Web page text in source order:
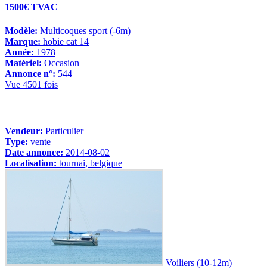
1500€ TVAC
Modèle: Multicoques sport (-6m)
Marque: hobie cat 14
Année: 1978
Matériel: Occasion
Annonce n°: 544
Vue 4501 fois
Vendeur: Particulier
Type: vente
Date annonce: 2014-08-02
Localisation: tournai, belgique
Voiliers (10-12m)